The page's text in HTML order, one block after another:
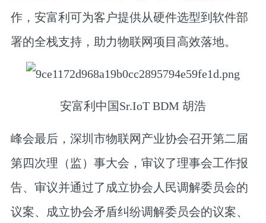
作，安富利可为客户提供从硬件选型到软件部
署的全栈支持，助力物联网项目高效落地。
安富利中国Sr.IoT BDM 胡浩
峰会最后，深圳市物联网产业协会召开第二届
第四次理（监）事大会，审议了理事会工作报
告、审议并通过了成立协会人民调解委员会的
议案、成立协会矛盾纠纷调解委员会的议案、